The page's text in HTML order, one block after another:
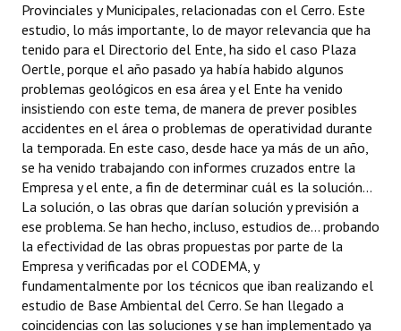
Provinciales y Municipales, relacionadas con el Cerro. Este
estudio, lo más importante, lo de mayor relevancia que ha
tenido para el Directorio del Ente, ha sido el caso Plaza
Oertle, porque el año pasado ya había habido algunos
problemas geológicos en esa área y el Ente ha venido
insistiendo con este tema, de manera de prever posibles
accidentes en el área o problemas de operatividad durante
la temporada. En este caso, desde hace ya más de un año,
se ha venido trabajando con informes cruzados entre la
Empresa y el ente, a fin de determinar cuál es la solución...
La solución, o las obras que darían solución y previsión a
ese problema. Se han hecho, incluso, estudios de... probando
la efectividad de las obras propuestas por parte de la
Empresa y verificadas por el CODEMA, y
fundamentalmente por los técnicos que iban realizando el
estudio de Base Ambiental del Cerro. Se han llegado a
coincidencias con las soluciones y se han implementado ya